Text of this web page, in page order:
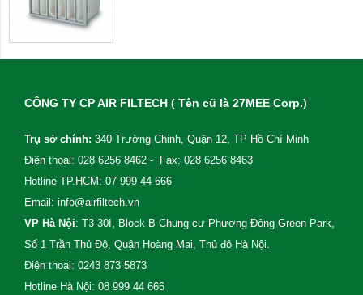
CÔNG TY CP AIR FILTECH ( Tên cũ là 27MEE Corp.)
Trụ sở chính: 340 Trường Chinh, Quận 12, TP Hồ Chí Minh
Điện thọai: 028 6256 8462 - Fax: 028 6256 8463
Hotline TP.HCM: 07 999 44 666
Email: info@airfiltech.vn
VP Hà Nội: T3-30I, Block B Chung cư Phương Đông Green Park,
Số 1 Trần Thủ Độ, Quận Hoàng Mai, Thủ đô Hà Nội.
Điện thoại: 0243 873 5873
Hotline Hà Nội: 08 999 44 666